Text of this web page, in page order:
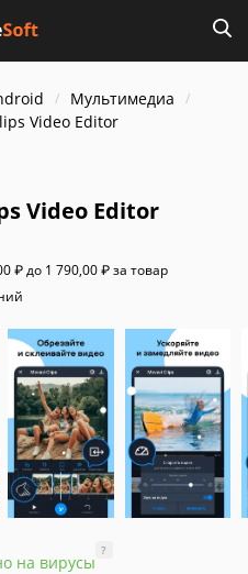
Мультимедиа
Video Editor
Video Editor
₽ до 1 790,00 ₽ за товар
на вирусы
?